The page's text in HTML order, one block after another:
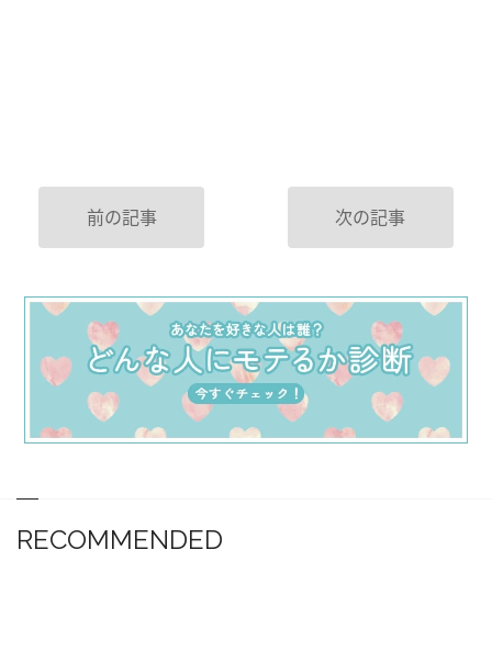
前の記事 次の記事
RECOMMENDED